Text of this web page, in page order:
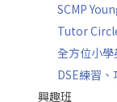
SCMP
Tutor
全方位小
DSE練習、
興趣班